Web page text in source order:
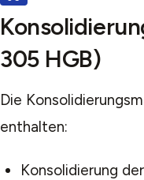
305 HGB)
Die
enthalten:
Konsolidierung